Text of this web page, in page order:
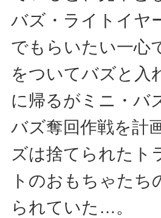
バズ・ライトイヤ
でもらいたい一心
をついてバズと入
に帰るがミニ・バ
バズ奪回作戦を計
ズは捨てられたト
トのおもちゃた
られていた…。